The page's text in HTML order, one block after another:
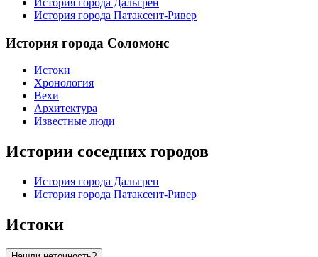
История города Патаксент-Ривер
История города Соломонс
Истоки
Хронология
Вехи
Архитектура
Известные люди
Истории соседних городов
История города Дальгрен
История города Патаксент-Ривер
Истоки